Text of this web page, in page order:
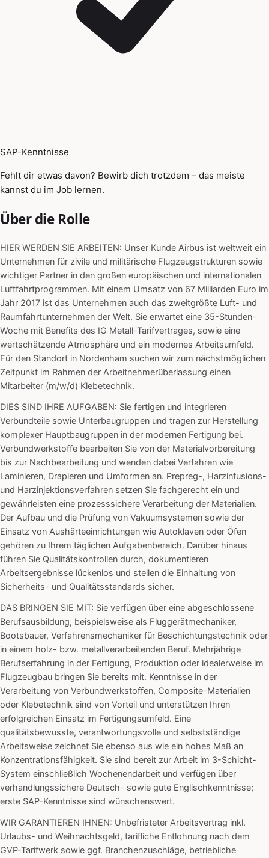
SAP-Kenntnisse
Fehlt dir etwas davon? Bewirb dich trotzdem – das meiste
kannst du im Job lernen.
Über die Rolle
HIER WERDEN SIE ARBEITEN: Unser Kunde Airbus ist weltweit ein
Unternehmen für zivile und militärische Flugzeugstrukturen sowie
wichtiger Partner in den großen europäischen und internationalen
Luftfahrtprogrammen. Mit einem Umsatz von 67 Milliarden Euro im
Jahr 2017 ist das Unternehmen auch das zweitgrößte Luft- und
Raumfahrtunternehmen der Welt. Sie erwartet eine 35-Stunden-
Woche mit Benefits des IG Metall-Tarifvertrages, sowie eine
wertschätzende Atmosphäre und ein modernes Arbeitsumfeld.
Für den Standort in Nordenham suchen wir zum nächstmöglichen
Zeitpunkt im Rahmen der Arbeitnehmerüberlassung einen
Mitarbeiter (m/w/d) Klebetechnik.
DIES SIND IHRE AUFGABEN: Sie fertigen und integrieren
Verbundteile sowie Unterbaugruppen und tragen zur Herstellung
komplexer Hauptbaugruppen in der modernen Fertigung bei.
Verbundwerkstoffe bearbeiten Sie von der Materialvorbereitung
bis zur Nachbearbeitung und wenden dabei Verfahren wie
Laminieren, Drapieren und Umformen an. Prepreg-, Harzinfusions-
und Harzinjektionsverfahren setzen Sie fachgerecht ein und
gewährleisten eine prozesssichere Verarbeitung der Materialien.
Der Aufbau und die Prüfung von Vakuumsystemen sowie der
Einsatz von Aushärteeinrichtungen wie Autoklaven oder Öfen
gehören zu Ihrem täglichen Aufgabenbereich. Darüber hinaus
führen Sie Qualitätskontrollen durch, dokumentieren
Arbeitsergebnisse lückenlos und stellen die Einhaltung von
Sicherheits- und Qualitätsstandards sicher.
DAS BRINGEN SIE MIT: Sie verfügen über eine abgeschlossene
Berufsausbildung, beispielsweise als Fluggerätmechaniker,
Bootsbauer, Verfahrensmechaniker für Beschichtungstechnik oder
in einem holz- bzw. metallverarbeitenden Beruf. Mehrjährige
Berufserfahrung in der Fertigung, Produktion oder idealerweise im
Flugzeugbau bringen Sie bereits mit. Kenntnisse in der
Verarbeitung von Verbundwerkstoffen, Composite-Materialien
oder Klebetechnik sind von Vorteil und unterstützen Ihren
erfolgreichen Einsatz im Fertigungsumfeld. Eine
qualitätsbewusste, verantwortungsvolle und selbstständige
Arbeitsweise zeichnet Sie ebenso aus wie ein hohes Maß an
Konzentrationsfähigkeit. Sie sind bereit zur Arbeit im 3-Schicht-
System einschließlich Wochenendarbeit und verfügen über
verhandlungssichere Deutsch- sowie gute Englischkenntnisse;
erste SAP-Kenntnisse sind wünschenswert.
WIR GARANTIEREN IHNEN: Unbefristeter Arbeitsvertrag inkl.
Urlaubs- und Weihnachtsgeld, tarifliche Entlohnung nach dem
GVP-Tarifwerk sowie ggf. Branchenzuschläge, betriebliche